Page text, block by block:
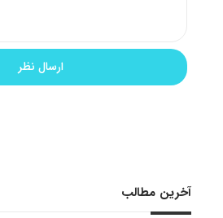
آخرین مطالب